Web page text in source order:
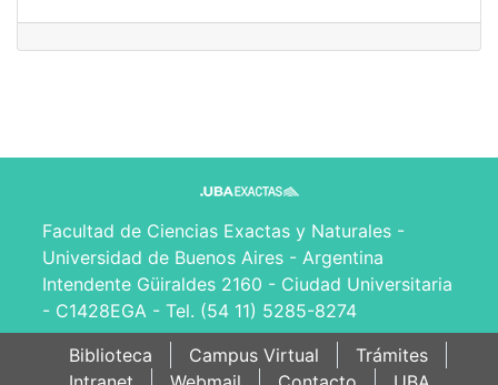
Facultad de Ciencias Exactas y Naturales -
Universidad de Buenos Aires - Argentina
Intendente Güiraldes 2160 - Ciudad Universitaria
- C1428EGA - Tel. (54 11) 5285-8274
Biblioteca
Campus Virtual
Trámites